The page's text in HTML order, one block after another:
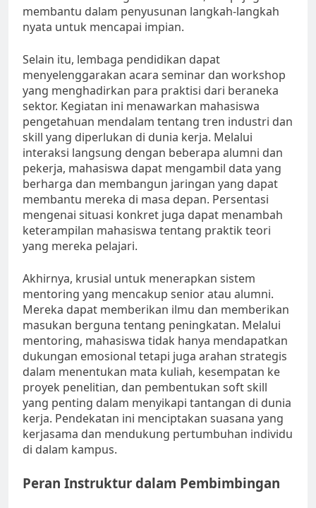
membantu dalam penyusunan langkah-langkah
nyata untuk mencapai impian.
Selain itu, lembaga pendidikan dapat
menyelenggarakan acara seminar dan workshop
yang menghadirkan para praktisi dari beraneka
sektor. Kegiatan ini menawarkan mahasiswa
pengetahuan mendalam tentang tren industri dan
skill yang diperlukan di dunia kerja. Melalui
interaksi langsung dengan beberapa alumni dan
pekerja, mahasiswa dapat mengambil data yang
berharga dan membangun jaringan yang dapat
membantu mereka di masa depan. Persentasi
mengenai situasi konkret juga dapat menambah
keterampilan mahasiswa tentang praktik teori
yang mereka pelajari.
Akhirnya, krusial untuk menerapkan sistem
mentoring yang mencakup senior atau alumni.
Mereka dapat memberikan ilmu dan memberikan
masukan berguna tentang peningkatan. Melalui
mentoring, mahasiswa tidak hanya mendapatkan
dukungan emosional tetapi juga arahan strategis
dalam menentukan mata kuliah, kesempatan ke
proyek penelitian, dan pembentukan soft skill
yang penting dalam menyikapi tantangan di dunia
kerja. Pendekatan ini menciptakan suasana yang
kerjasama dan mendukung pertumbuhan individu
di dalam kampus.
Peran Instruktur dalam Pembimbingan